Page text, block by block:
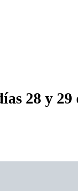
28 y 29